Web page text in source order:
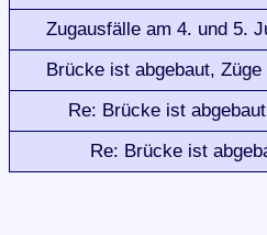
Zugausfälle am 4. und 5.
Brücke ist abgebaut,
Re: Brücke ist
Re: Brücke ist